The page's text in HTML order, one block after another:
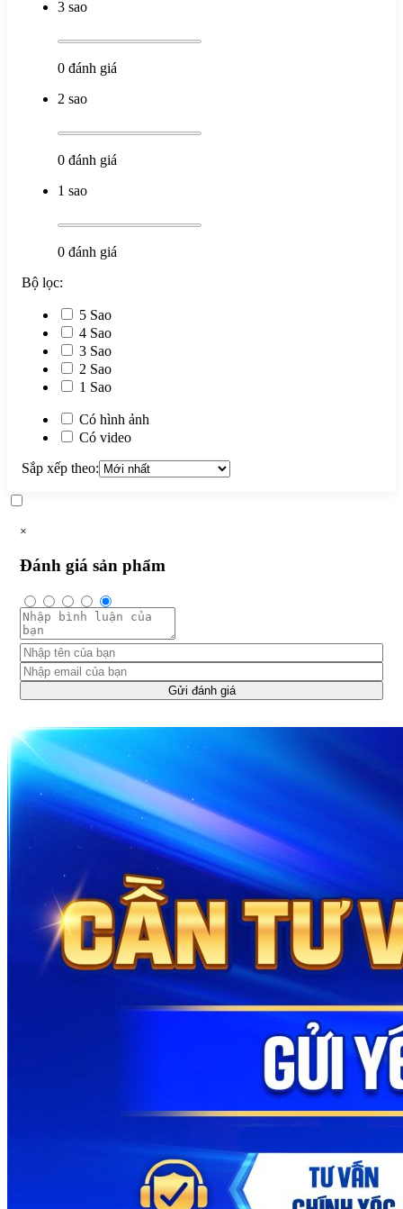
3 sao
0 đánh giá
2 sao
0 đánh giá
1 sao
0 đánh giá
Bộ lọc:
5 Sao
4 Sao
3 Sao
2 Sao
1 Sao
Có hình ảnh
Có video
Sắp xếp theo:
×
Đánh giá sản phẩm
Gửi đánh giá